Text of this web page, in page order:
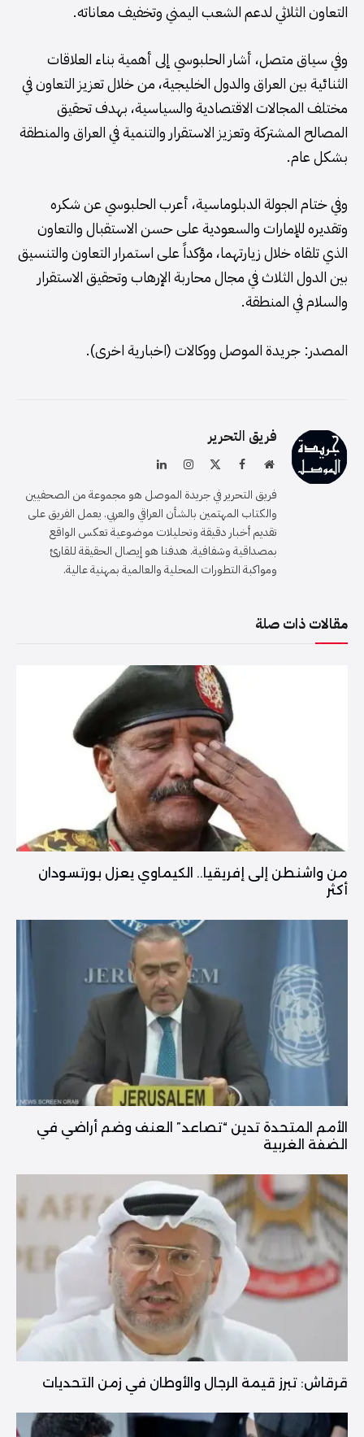
التعاون الثلاثي لدعم الشعب اليمني وتخفيف معاناته.
وفي سياق متصل، أشار الحلبوسي إلى أهمية بناء العلاقات
الثنائية بين العراق والدول الخليجية، من خلال تعزيز التعاون في
مختلف المجالات الاقتصادية والسياسية، بهدف تحقيق
المصالح المشتركة وتعزيز الاستقرار والتنمية في العراق والمنطقة
بشكل عام.
وفي ختام الجولة الدبلوماسية، أعرب الحلبوسي عن شكره
وتقديره للإمارات والسعودية على حسن الاستقبال والتعاون
الذي تلقاه خلال زيارتهما، مؤكداً على استمرار التعاون والتنسيق
بين الدول الثلاث في مجال محاربة الإرهاب وتحقيق الاستقرار
والسلام في المنطقة.
المصدر: جريدة الموصل ووكالات (اخبارية اخرى).
فريق التحرير
موقعفيسبوك الانستغرام
لينكدإن
فريق التحرير في جريدة الموصل هو مجموعة من الصحفيين
والكتاب المهتمين بالشأن العراقي والعربي. يعمل الفريق على
تقديم أخبار دقيقة وتحليلات موضوعية تعكس الواقع
بمصداقية وشفافية. هدفنا هو إيصال الحقيقة للقارئ
ومواكبة التطورات المحلية والعالمية بمهنية عالية.
مقالات ذات صلة
من واشنطن إلى إفريقيا.. الكيماوي يعزل بورتسودان
أكثر
الأمم المتحدة تدين “تصاعد” العنف وضم أراضي في
الضفة الغربية
قرقاش: تبرز قيمة الرجال والأوطان في زمن التحديات